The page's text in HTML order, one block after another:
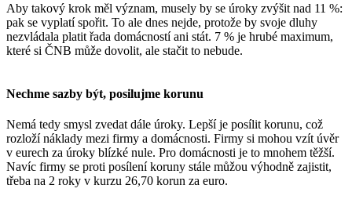
Aby takový krok měl význam, musely by se úroky zvýšit nad 11 %:
pak se vyplatí spořit. To ale dnes nejde, protože by svoje dluhy
nezvládala platit řada domácností ani stát. 7 % je hrubé maximum,
které si ČNB může dovolit, ale stačit to nebude.
Nechme sazby být, posilujme korunu
Nemá tedy smysl zvedat dále úroky. Lepší je posílit korunu, což
rozloží náklady mezi firmy a domácnosti. Firmy si mohou vzít úvěr
v eurech za úroky blízké nule. Pro domácnosti je to mnohem těžší.
Navíc firmy se proti posílení koruny stále můžou výhodně zajistit,
třeba na 2 roky v kurzu 26,70 korun za euro.